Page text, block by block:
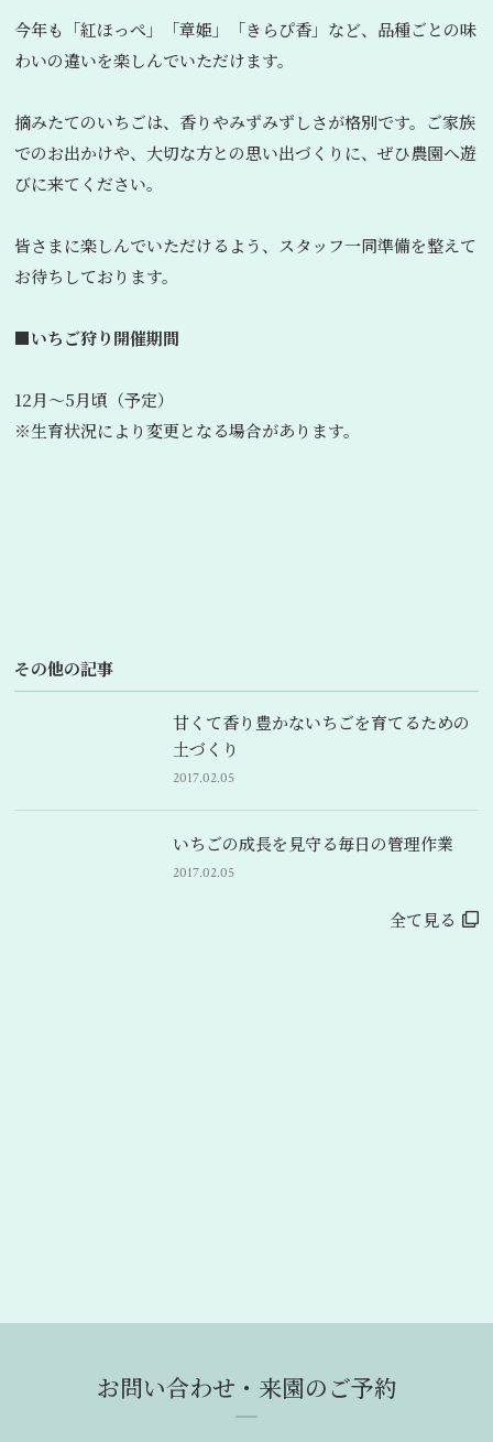
今年も「紅ほっぺ」「章姫」「きらぴ香」など、品種ごとの味
わいの違いを楽しんでいただけます。
摘みたてのいちごは、香りやみずみずしさが格別です。ご家族
でのお出かけや、大切な方との思い出づくりに、ぜひ農園へ遊
びに来てください。
皆さまに楽しんでいただけるよう、スタッフ一同準備を整えて
お待ちしております。
■いちご狩り開催期間
12月〜5月頃（予定）
※生育状況により変更となる場合があります。
その他の記事
甘くて香り豊かないちごを育てるための
土づくり
2017.02.05
いちごの成長を見守る毎日の管理作業
2017.02.05
全て見る
お問い合わせ・来園のご予約